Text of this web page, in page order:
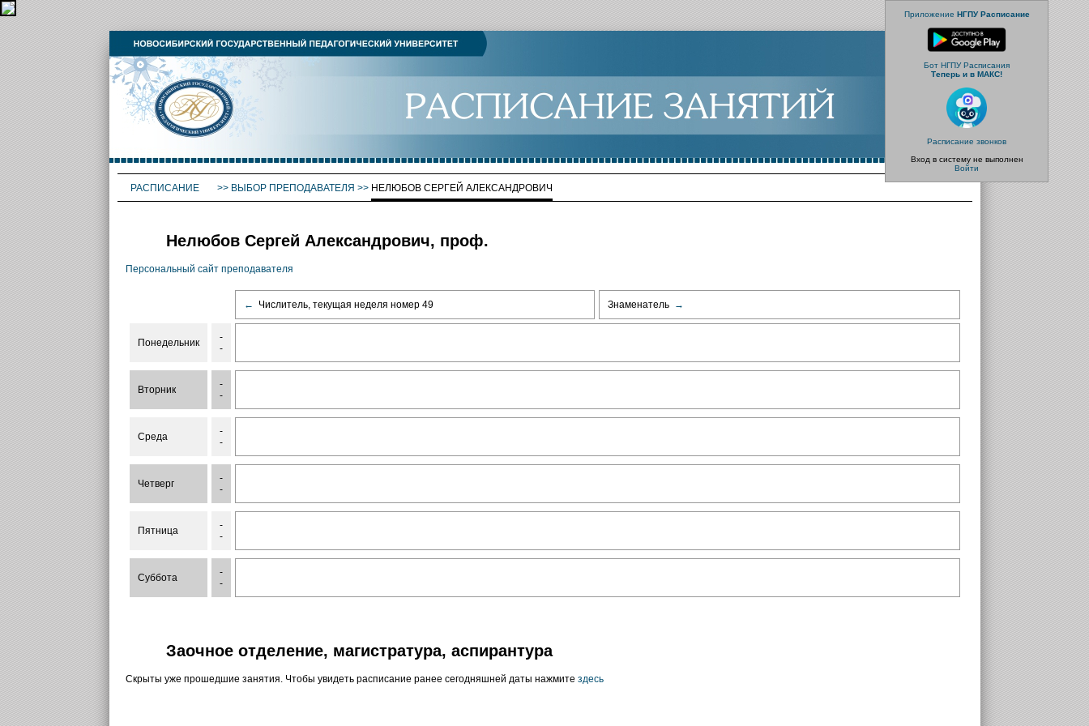
Приложение НГПУ Расписание
Бот НГПУ Расписания
Теперь и в МАКС!
Расписание звонков
Вход в систему не выполнен
Войти
РАСПИСАНИЕ >> ВЫБОР ПРЕПОДАВАТЕЛЯ >> НЕЛЮБОВ СЕРГЕЙ АЛЕКСАНДРОВИЧ
Нелюбов Сергей Александрович, проф.
Персональный сайт преподавателя
← Числитель, текущая неделя номер 49 Знаменатель →
Понедельник
-
-
Вторник
-
-
Среда
-
-
Четверг
-
-
Пятница
-
-
Суббота
-
-
Заочное отделение, магистратура, аспирантура
Скрыты уже прошедшие занятия. Чтобы увидеть расписание ранее сегодняшней даты нажмите здесь